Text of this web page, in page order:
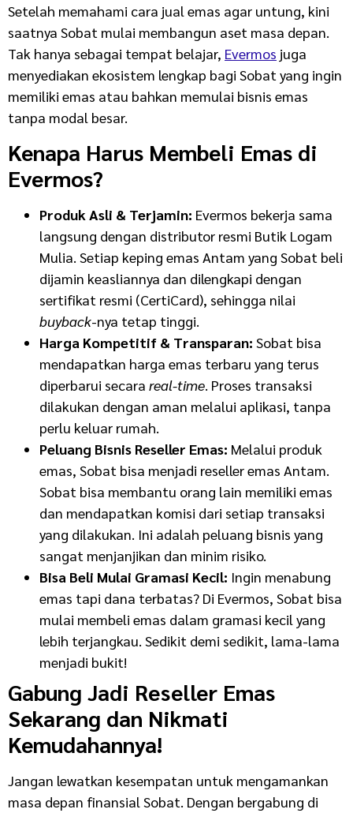
Setelah memahami cara jual emas agar untung, kini
saatnya Sobat mulai membangun aset masa depan.
Tak hanya sebagai tempat belajar, Evermos juga
menyediakan ekosistem lengkap bagi Sobat yang ingin
memiliki emas atau bahkan memulai bisnis emas
tanpa modal besar.
Kenapa Harus Membeli Emas di
Evermos?
Produk Asli & Terjamin: Evermos bekerja sama
langsung dengan distributor resmi Butik Logam
Mulia. Setiap keping emas Antam yang Sobat beli
dijamin keasliannya dan dilengkapi dengan
sertifikat resmi (CertiCard), sehingga nilai
buyback-nya tetap tinggi.
Harga Kompetitif & Transparan: Sobat bisa
mendapatkan harga emas terbaru yang terus
diperbarui secara real-time. Proses transaksi
dilakukan dengan aman melalui aplikasi, tanpa
perlu keluar rumah.
Peluang Bisnis Reseller Emas: Melalui produk
emas, Sobat bisa menjadi reseller emas Antam.
Sobat bisa membantu orang lain memiliki emas
dan mendapatkan komisi dari setiap transaksi
yang dilakukan. Ini adalah peluang bisnis yang
sangat menjanjikan dan minim risiko.
Bisa Beli Mulai Gramasi Kecil: Ingin menabung
emas tapi dana terbatas? Di Evermos, Sobat bisa
mulai membeli emas dalam gramasi kecil yang
lebih terjangkau. Sedikit demi sedikit, lama-lama
menjadi bukit!
Gabung Jadi Reseller Emas
Sekarang dan Nikmati
Kemudahannya!
Jangan lewatkan kesempatan untuk mengamankan
masa depan finansial Sobat. Dengan bergabung di